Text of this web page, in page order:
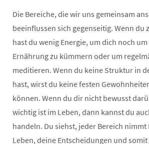
Die Bereiche, die wir uns gemeinsam
beeinflussen sich gegenseitig. Wenn du
hast du wenig Energie, um dich noch
Ernährung zu kümmern oder um
meditieren. Wenn du keine Struktur in
hast, wirst du keine festen
können. Wenn du dir nicht bewusst
wichtig ist im Leben, dann kannst du
handeln. Du siehst, jeder Bereich nimmt
Leben, deine Entscheidungen und